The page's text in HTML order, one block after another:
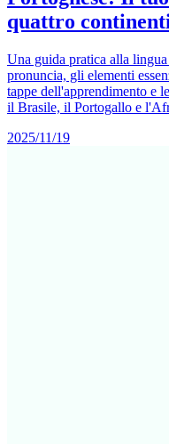
quattro
Una guida pratica alla
pronuncia, gli elementi
tappe dell'apprendimento e
il Brasile, il Portogallo e
2025/11/19